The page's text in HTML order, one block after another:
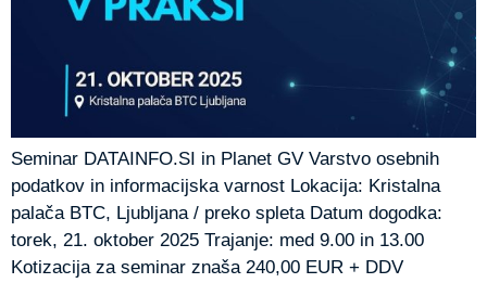
Seminar DATAINFO.SI in Planet GV Varstvo osebnih
podatkov in informacijska varnost Lokacija: Kristalna
palača BTC, Ljubljana / preko spleta Datum dogodka:
torek, 21. oktober 2025 Trajanje: med 9.00 in 13.00
Kotizacija za seminar znaša 240,00 EUR + DDV